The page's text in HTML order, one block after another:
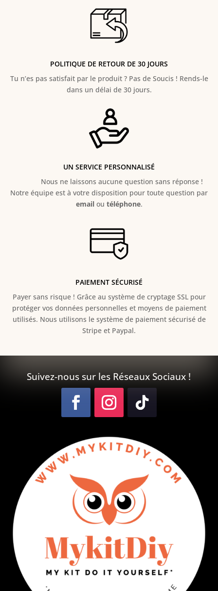
POLITIQUE DE RETOUR DE 30 JOURS
Tu n’es pas satisfait par le produit ? Pas de Soucis ! Rends-le
dans un délai de 30 jours.
UN SERVICE PERSONNALISÉ
Nous ne laissons aucune question sans réponse !
Notre équipe est à votre disposition pour toute question par
emailou téléphone.
PAIEMENT SÉCURISÉ
Payer sans risque ! Grâce au système de cryptage SSL pour
protéger vos données personnelles et moyens de paiement
utilisés. Nous utilisons le système de paiement sécurisé de
Stripe et Paypal.
Suivez-nous sur les Réseaux Sociaux !